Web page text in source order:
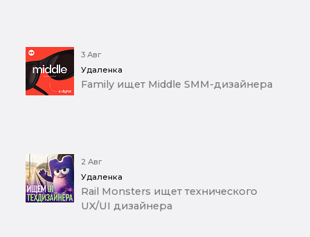
3 Авг
Удаленка
Family ищет Middle SMM-дизайнера
2 Авг
Удаленка
Rail Monsters ищет технического
UX/UI дизайнера